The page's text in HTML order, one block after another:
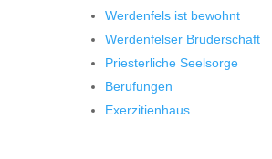
Werdenfels ist bewohnt
Werdenfelser Bruderschaft
Priesterliche Seelsorge
Berufungen
Exerzitienhaus